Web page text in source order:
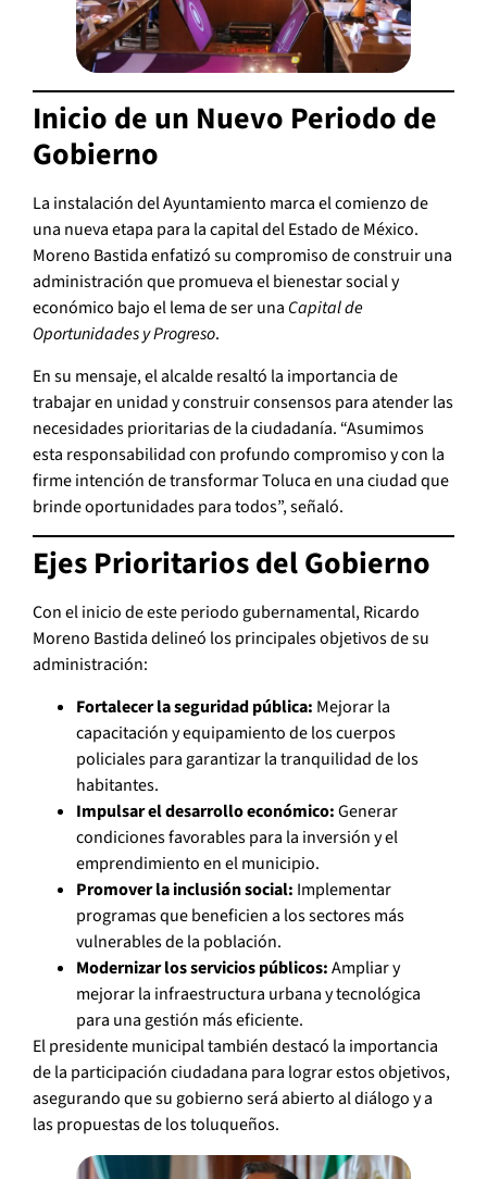
Inicio de un Nuevo Periodo de
Gobierno
La instalación del Ayuntamiento marca el comienzo de
una nueva etapa para la capital del Estado de México.
Moreno Bastida enfatizó su compromiso de construir una
administración que promueva el bienestar social y
económico bajo el lema de ser una Capital de
Oportunidades y Progreso.
En su mensaje, el alcalde resaltó la importancia de
trabajar en unidad y construir consensos para atender las
necesidades prioritarias de la ciudadanía. “Asumimos
esta responsabilidad con profundo compromiso y con la
firme intención de transformar Toluca en una ciudad que
brinde oportunidades para todos”, señaló.
Ejes Prioritarios del Gobierno
Con el inicio de este periodo gubernamental, Ricardo
Moreno Bastida delineó los principales objetivos de su
administración:
Fortalecer la seguridad pública: Mejorar la
capacitación y equipamiento de los cuerpos
policiales para garantizar la tranquilidad de los
habitantes.
Impulsar el desarrollo económico:Generar
condiciones favorables para la inversión y el
emprendimiento en el municipio.
Promover la inclusión social: Implementar
programas que beneficien a los sectores más
vulnerables de la población.
Modernizar los servicios públicos:Ampliar y
mejorar la infraestructura urbana y tecnológica
para una gestión más eficiente.
El presidente municipal también destacó la importancia
de la participación ciudadana para lograr estos objetivos,
asegurando que su gobierno será abierto al diálogo y a
las propuestas de los toluqueños.